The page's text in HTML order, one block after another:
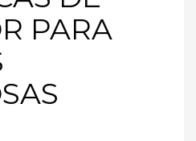
PARA